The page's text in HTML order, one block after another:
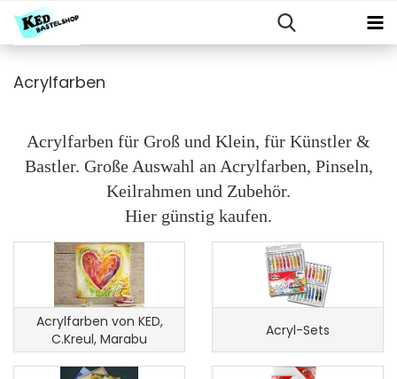
Acrylfarben
Acrylfarben für Groß und Klein, für Künstler &
Bastler. Große Auswahl an Acrylfarben, Pinseln,
Keilrahmen und Zubehör.
Hier günstig kaufen.
Acrylfarben von KED,
C.Kreul, Marabu
Acryl-Sets